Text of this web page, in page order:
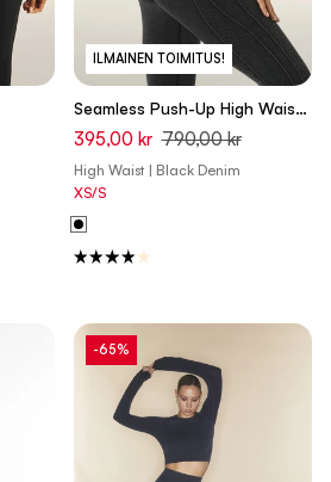
ILMAINEN TOIMITUS!
Seamless Push-Up High Waist
Skinny 7/8 - Denim Black
395,00 kr 790,00 kr
High Waist | Black Denim
XS/S
-65%